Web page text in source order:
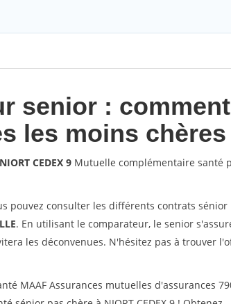
senior : comment
les moins chères
CEDEX 9 Mutuelle complémentaire santé
pouvez consulter les différents contrats sénior
. En utilisant le comparateur, le senior
les déconvenues. N'hésitez pas à trouver
MAAF Assurances mutuelles d'assurances